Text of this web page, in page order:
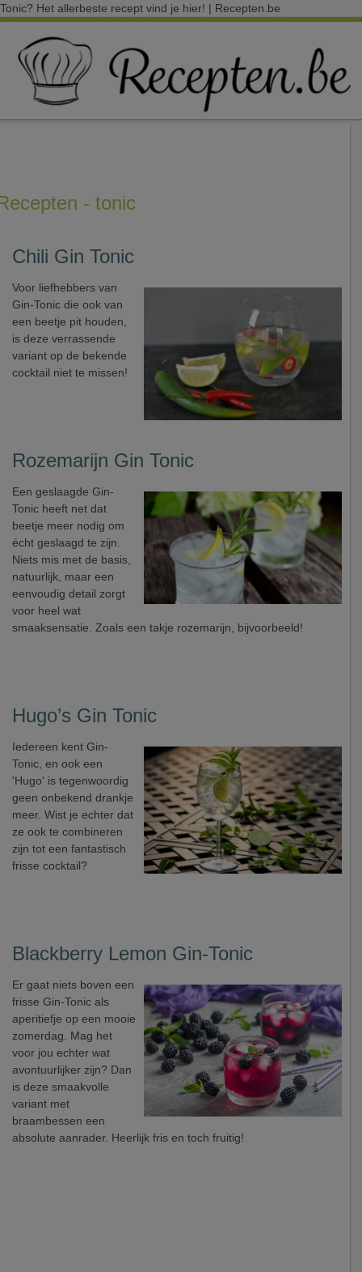
Tonic? Het allerbeste recept vind je hier! | Recepten.be
- tonic
Chili Gin Tonic
Voor liefhebbers van
Gin-Tonic die ook van
een beetje pit houden,
is deze verrassende
variant op de bekende
cocktail niet te missen!
Rozemarijn Gin Tonic
Een geslaagde Gin-
Tonic heeft net dat
beetje meer nodig om
écht geslaagd te zijn.
Niets mis met de basis,
natuurlijk, maar een
eenvoudig detail zorgt
voor heel wat
smaaksensatie. Zoals een takje rozemarijn, bijvoorbeeld!
Hugo’s Gin Tonic
Iedereen kent Gin-
Tonic, en ook een
'Hugo' is tegenwoordig
geen onbekend drankje
meer. Wist je echter dat
ze ook te combineren
zijn tot een fantastisch
frisse cocktail?
Blackberry Lemon Gin-Tonic
Er gaat niets boven een
frisse Gin-Tonic als
aperitiefje op een mooie
zomerdag. Mag het
voor jou echter wat
avontuurlijker zijn? Dan
is deze smaakvolle
variant met
braambessen een
absolute aanrader. Heerlijk fris en toch fruitig!